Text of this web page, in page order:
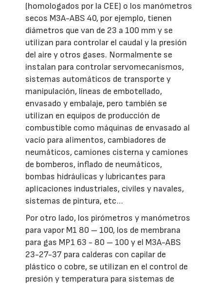
(homologados por la CEE) o los manómetros
secos M3A-ABS 40, por ejemplo, tienen
diámetros que van de 23 a 100 mm y se
utilizan para controlar el caudal y la presión
del aire y otros gases. Normalmente se
instalan para controlar servomecanismos,
sistemas automáticos de transporte y
manipulación, líneas de embotellado,
envasado y embalaje, pero también se
utilizan en equipos de producción de
combustible como máquinas de envasado al
vacío para alimentos, cambiadores de
neumáticos, camiones cisterna y camiones
de bomberos, inflado de neumáticos,
bombas hidráulicas y lubricantes para
aplicaciones industriales, civiles y navales,
sistemas de pintura, etc…
Por otro lado, los pirómetros y manómetros
para vapor M1 80 – 100, los de membrana
para gas MP1 63 - 80 – 100 y el M3A-ABS
23-27-37 para calderas con capilar de
plástico o cobre, se utilizan en el control de
presión y temperatura para sistemas de